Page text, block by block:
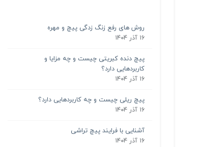
روش های رفع زنگ زدگی پیچ و مهره
۱۶ آذر ۱۴۰۴
پیچ دنده کبریتی چیست و چه مزایا و
کاربردهایی دارد؟
۱۶ آذر ۱۴۰۴
پیچ ریلی چیست و چه کاربردهایی دارد؟
۱۶ آذر ۱۴۰۴
آشنایی با فرایند پیچ تراشی
۱۶ آذر ۱۴۰۴